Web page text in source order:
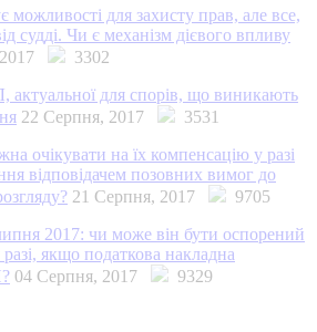
для захисту прав, але все,
судді. Чи є механізм дієвого впливу
3302
для спорів, що виникають
22 Серпня, 2017
3531
очікувати на їх компенсацію у разі
відповідачем позовних вимог до
21 Серпня, 2017
9705
2017: чи може він бути оспорений
якщо податкова накладна
04 Серпня, 2017 9329